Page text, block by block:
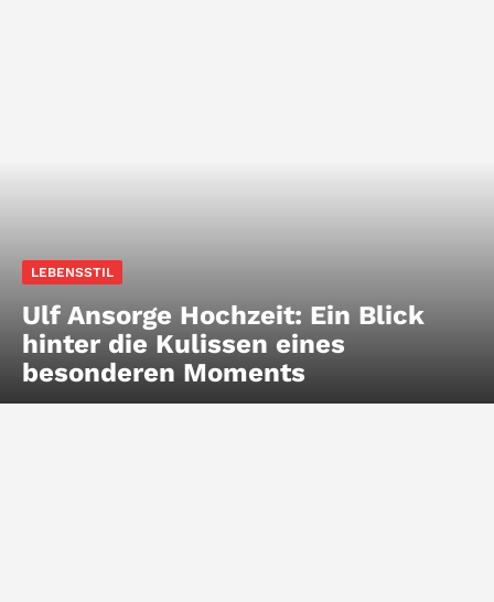
LEBENSSTIL
Ulf Ansorge Hochzeit: Ein Blick
hinter die Kulissen eines
besonderen Moments